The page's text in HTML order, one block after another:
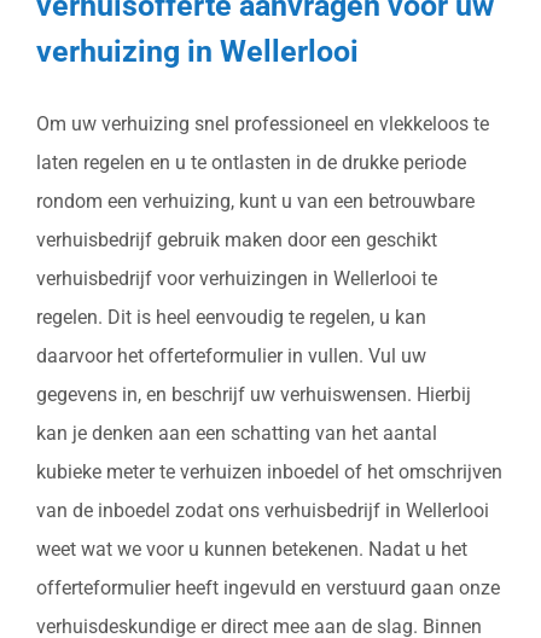
verhuizing in Wellerlooi
Om uw verhuizing snel professioneel en vlekkeloos te
laten regelen en u te ontlasten in de drukke periode
rondom een verhuizing, kunt u van een betrouwbare
verhuisbedrijf gebruik maken door een geschikt
verhuisbedrijf voor verhuizingen in Wellerlooi te
regelen. Dit is heel eenvoudig te regelen, u kan
daarvoor het offerteformulier in vullen. Vul uw
gegevens in, en beschrijf uw verhuiswensen. Hierbij
kan je denken aan een schatting van het aantal
kubieke meter te verhuizen inboedel of het omschrijven
van de inboedel zodat ons verhuisbedrijf in Wellerlooi
weet wat we voor u kunnen betekenen. Nadat u het
offerteformulier heeft ingevuld en verstuurd gaan onze
verhuisdeskundige er direct mee aan de slag. Binnen